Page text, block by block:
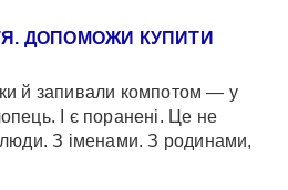
ДОПОМОЖИ КУПИТИ
й запивали компотом — у
І є поранені. Це не
З іменами. З родинами,